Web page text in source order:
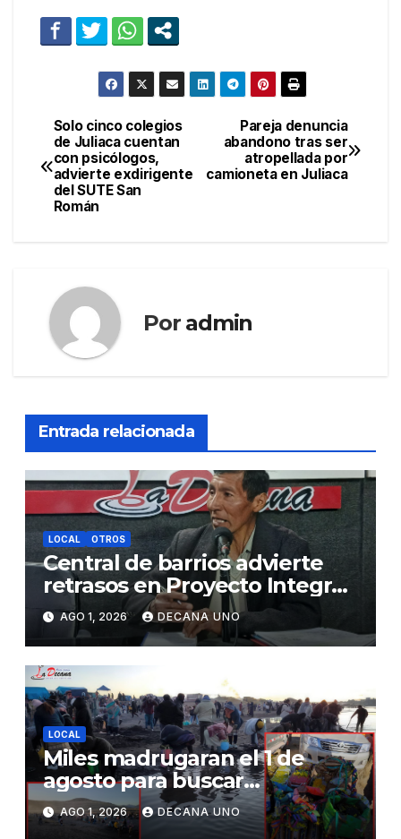
Navegación
de
entradas
Pareja denuncia
abandono tras ser
atropellada por
camioneta en Juliaca
Solo cinco colegios
de Juliaca cuentan
con psicólogos,
advierte exdirigente
del SUTE San
Román
Por admin
Entrada relacionada
LOCAL OTROS
Central de barrios advierte
retrasos en Proyecto Integral
de Agua y Alcantarillado para
Juliaca
AGO 1, 2026 DECANA UNO
LOCAL
Miles madrugaran el 1 de
agosto para buscar
piedrecillas en los ríos y
realizar la challa por la
AGO 1, 2026 DECANA UNO